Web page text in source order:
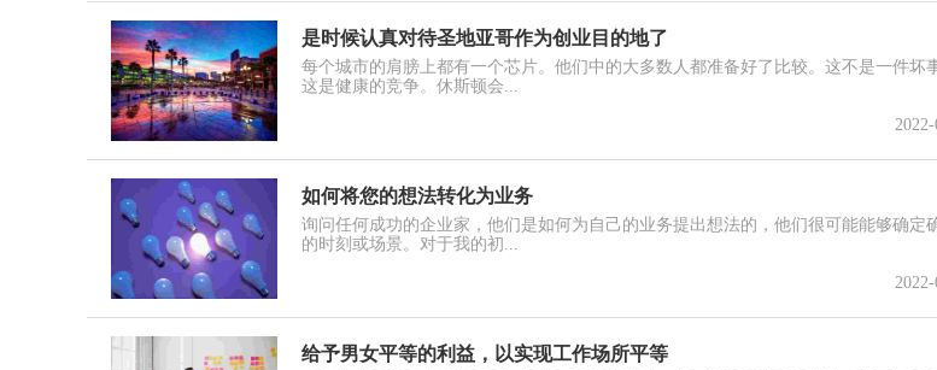
是时候认真对待圣地亚哥作为创业目的地了
每个城市的肩膀上都有一个芯片。他们中的大多数人都准备好了比较。这不是一件坏
这是健康的竞争。休斯顿会...
如何将您的想法转化为业务
询问任何成功的企业家，他们是如何为自己的业务提出想法的，他们很可能能够确定
的时刻或场景。对于我的初...
给予男女平等的利益，以实现工作场所平等